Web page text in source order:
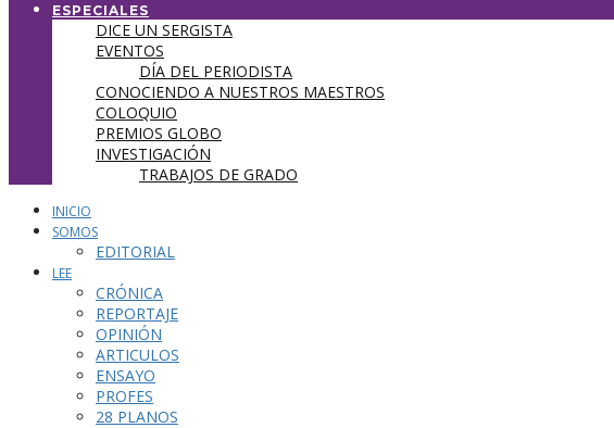
ESPECIALES
DICE UN SERGISTA
EVENTOS
DÍA DEL PERIODISTA
CONOCIENDO A NUESTROS MAESTROS
COLOQUIO
PREMIOS GLOBO
INVESTIGACIÓN
TRABAJOS DE GRADO
INICIO
SOMOS
EDITORIAL
LEE
CRÓNICA
REPORTAJE
OPINIÓN
ARTICULOS
ENSAYO
PROFES
28 PLANOS